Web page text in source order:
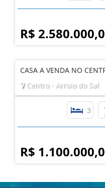
R$
CASA A VENDA NO
Centro - Arroio do Sal
3
R$